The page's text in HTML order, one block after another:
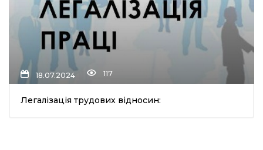
18.07.2024 117
Легалізація трудових відносин: